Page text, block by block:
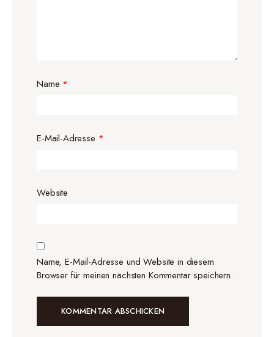
Name *
E-Mail-Adresse *
Website
Name, E-Mail-Adresse und Website in diesem
Browser für meinen nächsten Kommentar speichern.